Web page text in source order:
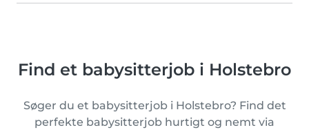
Find et babysitterjob i Holstebro
Søger du et babysitterjob i Holstebro? Find det
perfekte babysitterjob hurtigt og nemt via